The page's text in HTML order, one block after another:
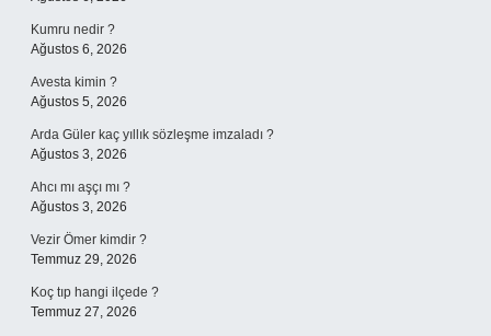
Kumru nedir ?
Ağustos 6, 2026
Avesta kimin ?
Ağustos 5, 2026
Arda Güler kaç yıllık sözleşme imzaladı ?
Ağustos 3, 2026
Ahcı mı aşçı mı ?
Ağustos 3, 2026
Vezir Ömer kimdir ?
Temmuz 29, 2026
Koç tıp hangi ilçede ?
Temmuz 27, 2026